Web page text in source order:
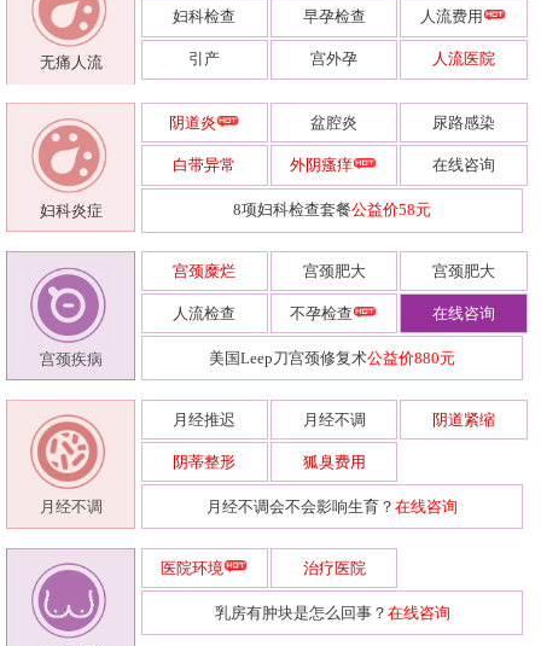
无痛人流
妇科检查 早孕检查 人流费用
引产 宫外孕 人流医院
妇科炎症
阴道炎 盆腔炎 尿路感染
白带异常 外阴瘙痒 在线咨询
8项妇科检查套餐公益价58元
宫颈疾病
宫颈糜烂 宫颈肥大 宫颈肥大
人流检查 不孕检查 在线咨询
美国Leep刀宫颈修复术公益价880元
月经不调
月经推迟 月经不调 阴道紧缩
阴蒂整形 狐臭费用
月经不调会不会影响生育？在线咨询
医院环境 治疗医院
乳房有肿块是怎么回事？ 在线咨询